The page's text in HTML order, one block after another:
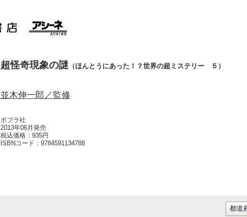
超怪奇現象の謎 （ほんとうにあった！？世界の超ミステリー ５）
並木伸一郎／監修
ポプラ社
2013年06月発売
税込価格：935円
ISBNコード： 9784591134788